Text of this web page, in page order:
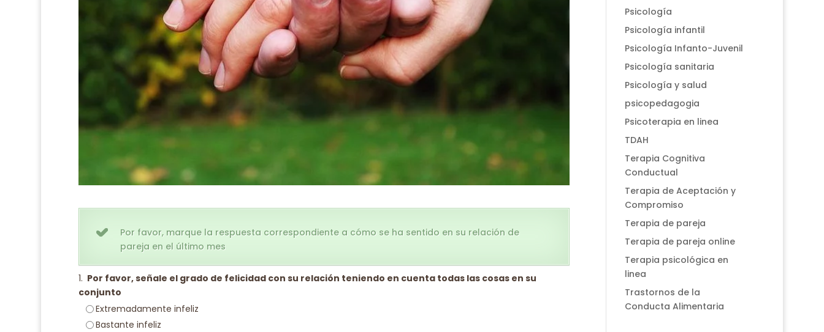
Por favor, marque la respuesta correspondiente a cómo se ha sentido en su relación de
pareja en el último mes
1. Por favor, señale el grado de felicidad con su relación teniendo en cuenta todas las cosas en su
conjunto
Extremadamente infeliz
Bastante infeliz
Psicología
Psicología infantil
Psicología Infanto-Juvenil
Psicología sanitaria
Psicología y salud
psicopedagogia
Psicoterapia en linea
TDAH
Terapia Cognitiva
Conductual
Terapia de Aceptación y
Compromiso
Terapia de pareja
Terapia de pareja online
Terapia psicológica en
linea
Trastornos de la
Conducta Alimentaria